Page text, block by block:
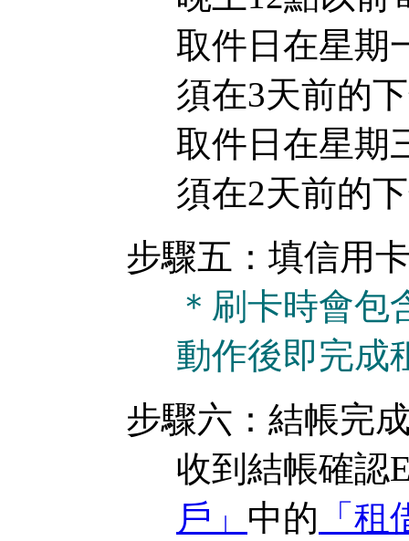
取件日在星期
須在3天前的
取件日在星期
須在2天前的
步驟五：填信用
＊刷卡時會包
動作後即完成
步驟六：結帳完
收到結帳確認
戶」 中的 「